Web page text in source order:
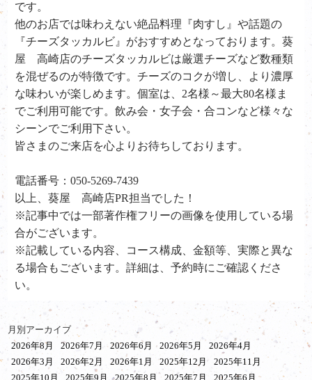
です。
他のお店では味わえない絶品料理『肉すし』や話題の
『チーズタッカルビ』がおすすめとなっております。葵
屋 高崎店のチーズタッカルビは厳選チーズなど数種類
を混ぜるのが特徴です。チーズのコクが増し、より濃厚
な味わいが楽しめます。個室は、2名様～最大80名様ま
でご利用可能です。飲み会・女子会・合コンなど様々な
シーンでご利用下さい。
皆さまのご来店を心よりお待ちしております。
電話番号：050-5269-7439
以上、葵屋 高崎店PR担当でした！
※記事中では一部著作権フリーの画像を使用している場
合がございます。
※記載している内容、コース構成、金額等、実際と異な
る場合もございます。詳細は、予約時にご確認くださ
い。
月別アーカイブ
2026年8月
2026年7月 2026年6月 2026年5月
2026年4月
2026年3月
2026年2月 2026年1月 2025年12月
2025年11月
2025年10月
2025年9月 2025年8月 2025年7月
2025年6月